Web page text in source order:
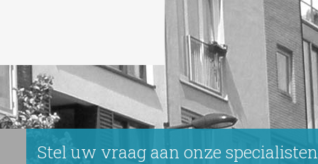
Stel uw vraag aan onze specialisten